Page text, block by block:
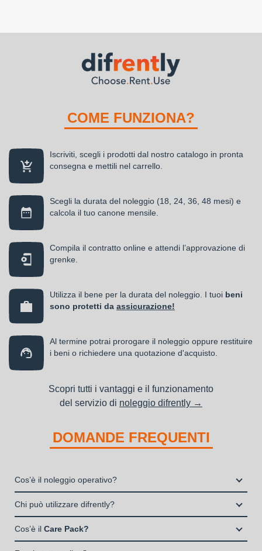
COME FUNZIONA?
Iscriviti, scegli i prodotti dal nostro catalogo in pronta
consegna e mettili nel carrello.
Scegli la durata del noleggio (18, 24, 36, 48 mesi) e
calcola il tuo canone mensile.
Compila il contratto online e attendi l’approvazione di
grenke.
Utilizza il bene per la durata del noleggio. I tuoi beni
sono protetti da assicurazione!
Al termine potrai prorogare il noleggio oppure restituire
i beni o richiedere una quotazione d'acquisto.
Scopri tutti i vantaggi e il funzionamento
del servizio di noleggio difrently →
DOMANDE FREQUENTI
Cos’è il noleggio operativo?
Il noleggio, o locazione operativa, è una soluzione che
alla propria attività a fronte del pagamento di un canone fisso
periodico.
Chi può utilizzare difrently?
Liberi Professionisti e Studi Associati
Cos’è il Care Pack?
Il Care Pack è un servizio che include: